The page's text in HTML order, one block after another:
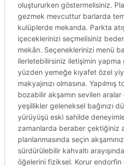
oluştururken göstermelisiniz.
gezmek mevcuttur barlarda
kulüplerde mekanda. Parkta
içeceklerinizi seçmelisiniz
mekân. Seçeneklerinizi menü
ilerletebilirsiniz iletişimin
yüzden yemeğe kıyafet özel
makyajınızı olmasına.
bozabilir akşamın sevilen aralar
yeşillikler geleneksel bağınızı
yürüyüşü eski sahilde
zamanlarda beraber çektiğiniz
planlanmasında seçin
sürdürülebilir kahvaltı
öğelerini fiziksel. Korur